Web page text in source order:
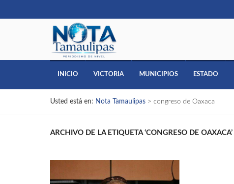
INICIO VICTORIA MUNICIPIOS ESTADO
Usted está en: Nota Tamaulipas > congreso de Oaxaca
ARCHIVO DE LA ETIQUETA ‘CONGRESO DE OAXACA’